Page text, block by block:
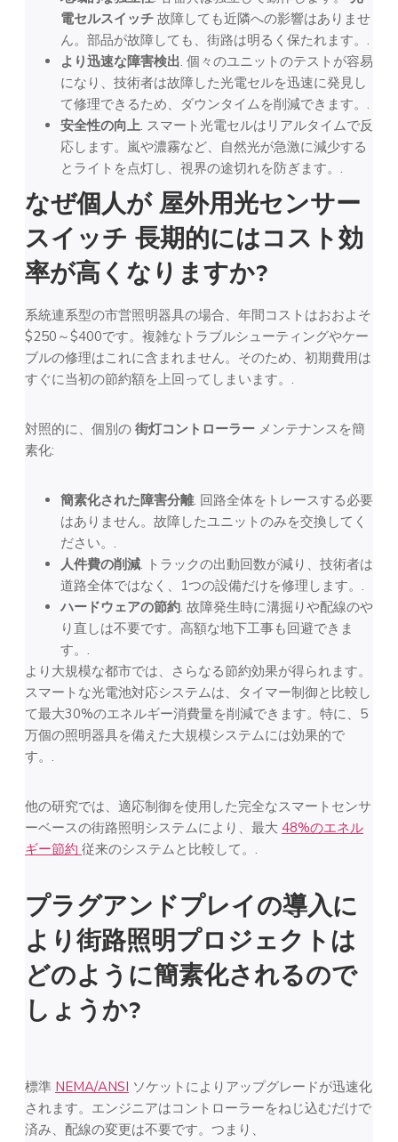
電セルスイッチ 故障しても近隣への影響はありませ
ん。部品が故障しても、街路は明るく保たれます。.
より迅速な障害検出. 個々のユニットのテストが容易
になり、技術者は故障した光電セルを迅速に発見し
て修理できるため、ダウンタイムを削減できます。.
安全性の向上. スマート光電セルはリアルタイムで反
応します。嵐や濃霧など、自然光が急激に減少する
とライトを点灯し、視界の途切れを防ぎます。.
なぜ個人が 屋外用光センサー
スイッチ 長期的にはコスト効
率が高くなりますか?
系統連系型の市営照明器具の場合、年間コストはおおよそ
$250～$400です。複雑なトラブルシューティングやケー
ブルの修理はこれに含まれません。そのため、初期費用は
すぐに当初の節約額を上回ってしまいます。.
対照的に、個別の 街灯コントローラー メンテナンスを簡
素化:
簡素化された障害分離. 回路全体をトレースする必要
はありません。故障したユニットのみを交換してく
ださい。.
人件費の削減. トラックの出動回数が減り、技術者は
道路全体ではなく、1つの設備だけを修理します。.
ハードウェアの節約. 故障発生時に溝掘りや配線のや
り直しは不要です。高額な地下工事も回避できま
す。.
より大規模な都市では、さらなる節約効果が得られます。
スマートな光電池対応システムは、タイマー制御と比較し
て最大30%のエネルギー消費量を削減できます。特に、5
万個の照明器具を備えた大規模システムには効果的で
す。.
他の研究では、適応制御を使用した完全なスマートセンサ
ーベースの街路照明システムにより、最大 48%のエネル
ギー節約 従来のシステムと比較して。.
プラグアンドプレイの導入に
より街路照明プロジェクトは
どのように簡素化されるので
しょうか?
標準 NEMA/ANSI ソケットによりアップグレードが迅速化
されます。エンジニアはコントローラーをねじ込むだけで
済み、配線の変更は不要です。つまり、